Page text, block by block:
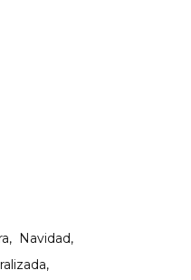
Navidad